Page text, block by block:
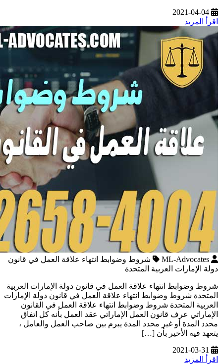
2021-04-04
اقرأ المزيد
ML-Advocates
شروط وضوابط انتهاء علاقة العمل في قانون
دولة الإمارات العربية المتحدة
شروط وضوابط انتهاء علاقة العمل في قانون دولة الإمارات العربية
المتحدة شروط وضوابط انتهاء علاقة العمل في قانون دولة الإمارات
العربية المتحدة شروط وضوابط انتهاء علاقة العمل في القانون
الإماراتي عرف قانون العمل الإماراتي عقد العمل بأنه كل اتفاق
محدد المدة أو غير محدد المدة يبرم بين صاحب العمل والعامل ،
يتعهد فيه الأخير بأن […]
2021-03-31
اقرأ المزيد